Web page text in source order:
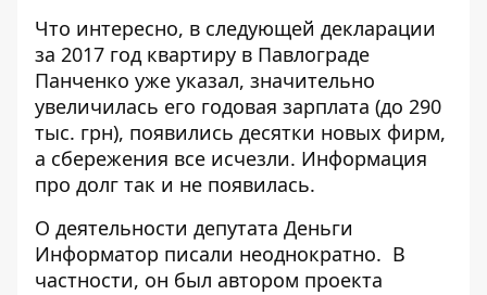
Что интересно, в следующей декларации
за 2017 год квартиру в Павлограде
Панченко уже указал, значительно
увеличилась его годовая зарплата (до 290
тыс. грн), появились десятки новых фирм,
а сбережения все исчезли. Информация
про долг так и не появилась.
О деятельности депутата Деньги
Информатор писали неоднократно. В
частности, он был автором проекта